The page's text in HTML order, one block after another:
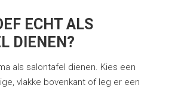
ECHT ALS
DIENEN?
als salontafel dienen. Kies een
vlakke bovenkant of leg er een